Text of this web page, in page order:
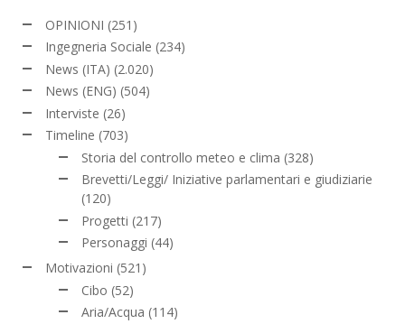
OPINIONI (251)
Ingegneria Sociale (234)
News (ITA) (2.020)
News (ENG) (504)
Interviste (26)
Timeline (703)
Storia del controllo meteo e clima (328)
Brevetti/Leggi/ Iniziative parlamentari e giudiziarie
(120)
Progetti (217)
Personaggi (44)
Motivazioni (521)
Cibo (52)
Aria/Acqua (114)